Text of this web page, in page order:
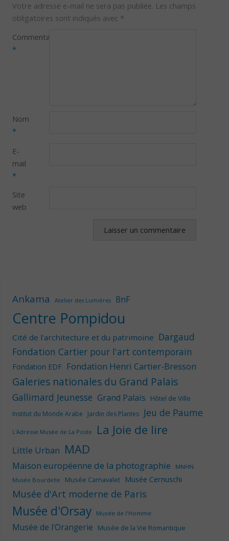
Votre adresse e-mail ne sera pas publiée. Les champs
obligatoires sont indiqués avec *
Commentaire
*
Nom
*
E-
mail
*
Site
web
Ankama Atelier des Lumières BnF
Centre Pompidou
Cité de l'architecture et du patrimoine Dargaud
Fondation Cartier pour l'art contemporain
Fondation EDF Fondation Henri Cartier-Bresson
Galeries nationales du Grand Palais
Gallimard Jeunesse Grand Palais Hôtel de Ville
Institut du Monde Arabe Jardin des Plantes Jeu de Paume
L'Adresse Musée de La Poste La Joie de lire
Little Urban MAD
Maison européenne de la photographie
MNHN
Musée Bourdelle
Musée Carnavalet Musée Cernuschi
Musée d'Art moderne de Paris
Musée d'Orsay Musée de l'Homme
Musée de l'Orangerie Musée de la Vie Romantique